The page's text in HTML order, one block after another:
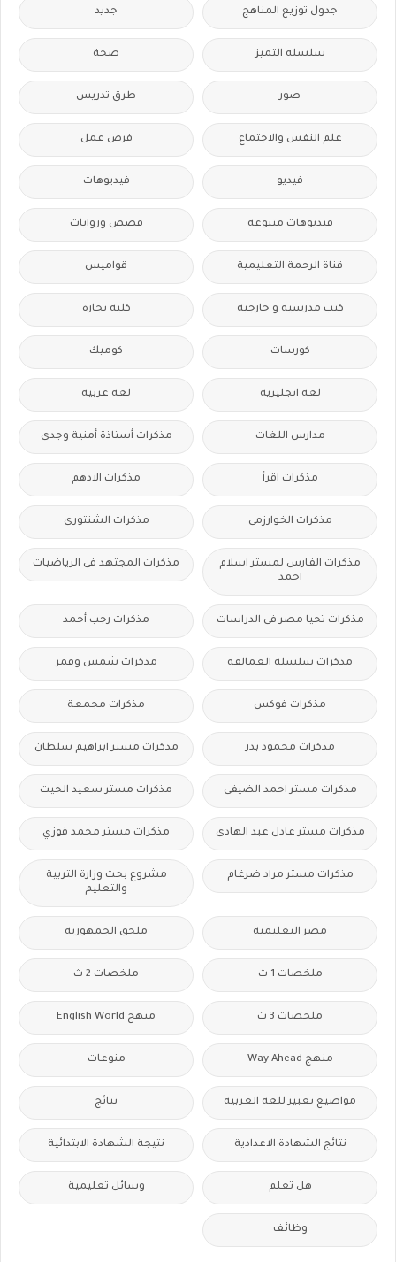
جدول توزيع المناهج جديد
سلسله التميز صحة
صور طرق تدريس
علم النفس والاجتماع فرص عمل
فيديو فيديوهات
فيديوهات متنوعة قصص وروايات
قناة الرحمة التعليمية قواميس
كتب مدرسية و خارجية كلية تجارة
كورسات كوميك
لغة انجليزية لغة عربية
مدارس اللغات مذكرات أستاذة أمنية وجدى
مذكرات اقرأ مذكرات الادهم
مذكرات الخوارزمى مذكرات الشنتورى
مذكرات الفارس لمستر اسلام
احمد
مذكرات المجتهد فى الرياضيات
مذكرات تحيا مصر فى الدراسات مذكرات رجب أحمد
مذكرات سلسلة العمالقة مذكرات شمس وقمر
مذكرات فوكس مذكرات مجمعة
مذكرات محمود بدر مذكرات مستر ابراهيم سلطان
مذكرات مستر احمد الضيفى مذكرات مستر سعيد الحيت
مذكرات مستر عادل عبد الهادى مذكرات مستر محمد فوزي
مذكرات مستر مراد ضرغام
مشروع بحث وزارة التربية
والتعليم
مصر التعليميه ملحق الجمهورية
ملخصات 1 ث ملخصات 2 ث
ملخصات 3 ث منهج English World
منهج Way Ahead منوعات
مواضيع تعبير للغة العربية نتائج
نتائج الشهادة الاعدادية نتيجة الشهادة الابتدائية
هل تعلم وسائل تعليمية
وظائف